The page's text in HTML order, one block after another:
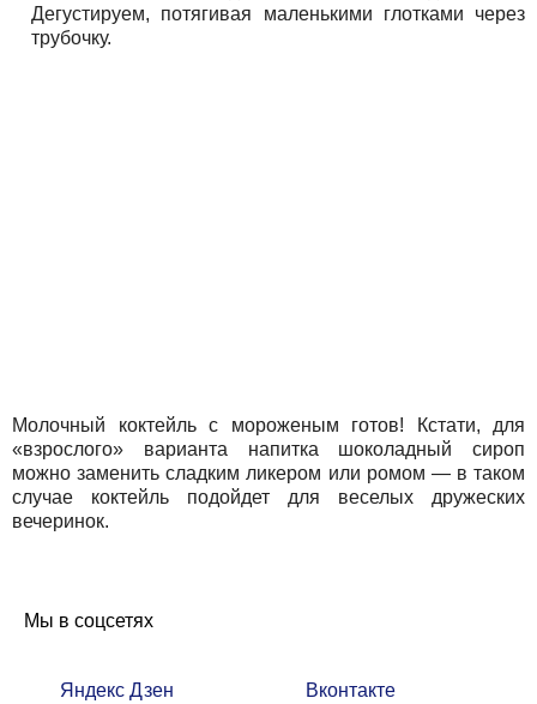
Дегустируем, потягивая маленькими глотками через
трубочку.
Молочный коктейль с мороженым готов! Кстати, для
«взрослого» варианта напитка шоколадный сироп
можно заменить сладким ликером или ромом — в таком
случае коктейль подойдет для веселых дружеских
вечеринок.
Мы в соцсетях
Яндекс Дзен Вконтакте